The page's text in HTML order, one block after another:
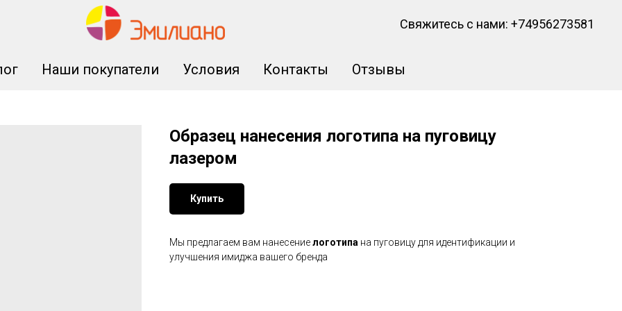
Свяжитесь с нами: +74956273581
Наши покупатели Условия Контакты Отзывы
Образец нанесения логотипа на пуговицу
лазером
Купить
Мы предлагаем вам нанесениелоготипа на пуговицу для идентификации и
улучшения имиджа вашего бренда